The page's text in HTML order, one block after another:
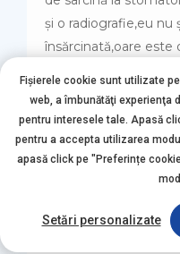
și o radiografie,eu nu
însărcinată,oare
Fișierele cookie sunt utilizate
web, a îmbunătăţi experienţa
pentru interesele tale. Apasă
pentru a accepta utilizarea
apasă click pe "Preferințe
Setări personalizate